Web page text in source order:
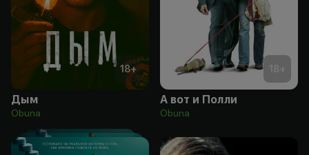
18+
Дым
Obuna
18+
А вот и Полли
Obuna